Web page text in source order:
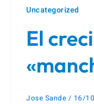
Uncategorized
El
Jose Sande / 16/